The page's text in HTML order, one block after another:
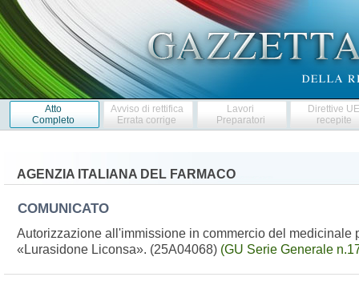
Atto
Completo
Avviso di rettifica
Errata corrige
Lavori
Preparatori
Direttive
recepite
AGENZIA ITALIANA DEL FARMACO
COMUNICATO
Autorizzazione all'immissione in commercio del medicinale
«Lurasidone Liconsa». (25A04068) (GU Serie Generale